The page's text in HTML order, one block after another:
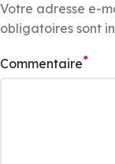
Votre adresse e-
obligatoires sont
Commentaire*